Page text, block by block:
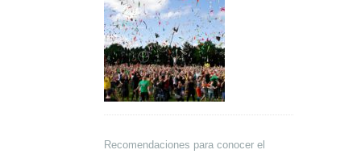
Recomendaciones para conocer el